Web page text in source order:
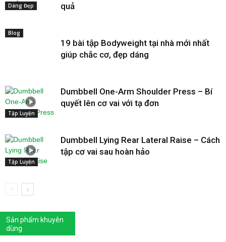
Dáng Đẹp
quả
Blog
19 bài tập Bodyweight tại nhà mới nhất
giúp chắc cơ, đẹp dáng
Tập Luyện
Dumbbell One-Arm Shoulder Press – Bí
quyết lên cơ vai với tạ đơn
Tập Luyện
Dumbbell Lying Rear Lateral Raise – Cách
tập cơ vai sau hoàn hảo
Sản phẩm khuyên
dùng